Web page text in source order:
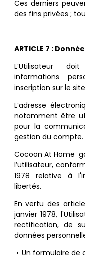
Ces derniers
des fins privées ;
ARTICLE 7 :
L’Utilisateur
informations
inscription sur le
L’adresse
notamment être
pour la
gestion du compte.
Cocoon At Home
l’utilisateur,
1978 relative à
libertés.
En vertu des
janvier 1978,
rectification, de
données
• Un formulaire de